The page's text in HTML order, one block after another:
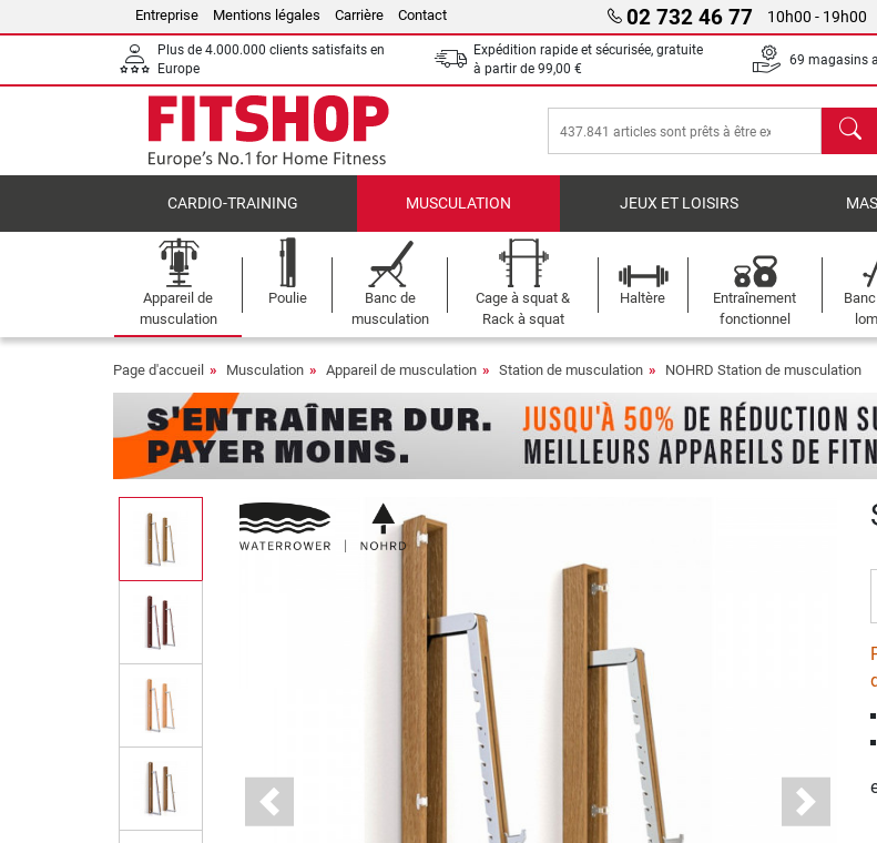
Entreprise Mentions légales Carrière Contact 02 732 46 77 10h00 - 19h00
Plus de 4.000.000 clients satisfaits en
Europe
Expédition rapide et sécurisée, gratuite
à partir de 99,00 €
69 magasins
chercher
CARDIO-TRAINING MUSCULATION JEUX ET LOISIRS
Appareil de
musculation
Poulie
Banc de
musculation
Cage à squat &
Rack à squat
Haltère
Entraînement
fonctionnel
Page d'accueil Musculation Appareil de musculation Station de musculation NOHRD Station de musculation
Previous Next